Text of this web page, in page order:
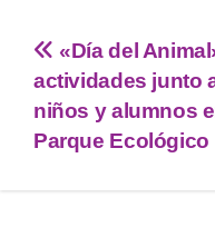
tt
er
at
s
A
p
e
gr
a
m g
«Día del
actividades junto
niños y alumnos
Parque Ecológico